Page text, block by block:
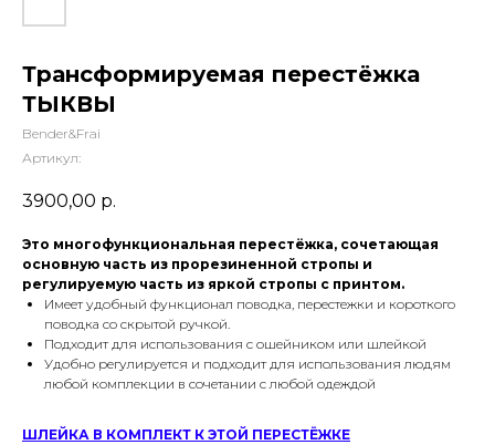
Трансформируемая перестёжка
ТЫКВЫ
Bender&Frai
Артикул:
3900,00 р.
Это многофункциональная перестёжка, сочетающая
основную часть из прорезиненной стропы и
регулируемую часть из яркой стропы с принтом.
Имеет удобный функционал поводка, перестежки и короткого
поводка со скрытой ручкой.
Подходит для использования с ошейником или шлейкой
Удобно регулируется и подходит для использования людям
любой комплекции в сочетании с любой одеждой
ШЛЕЙКА В КОМПЛЕКТ К ЭТОЙ ПЕРЕСТЁЖКЕ